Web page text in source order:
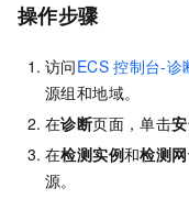
操作步骤
访问ECS 控制台-诊
源组和地域。
在诊断页面，单击
在检测实例和检测
源。